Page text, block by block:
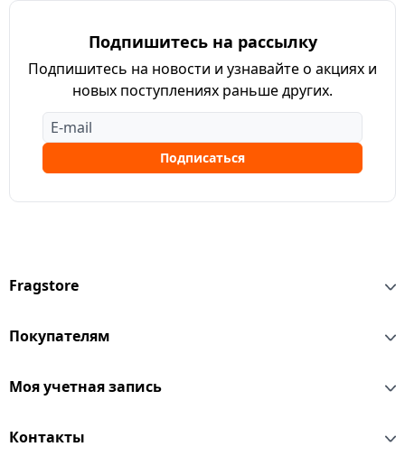
Подпишитесь на рассылку
Подпишитесь на новости и узнавайте о акциях и
новых поступлениях раньше других.
Подписаться
Fragstore
Покупателям
Моя учетная запись
Контакты